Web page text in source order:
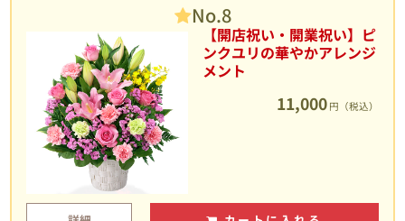
No.8
【開店祝い・開業祝い】ピ
ンクユリの華やかアレンジ
メント
11,000 円（税込）